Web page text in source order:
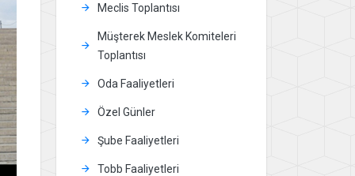
Meclis Toplantısı
Müşterek Meslek Komiteleri
Toplantısı
Oda Faaliyetleri
Özel Günler
Şube Faaliyetleri
Tobb Faaliyetleri